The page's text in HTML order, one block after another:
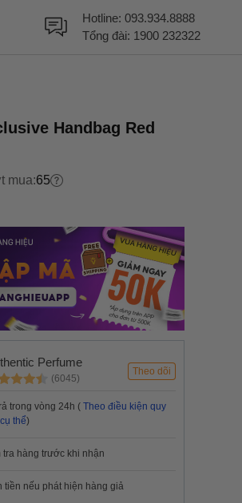
Hotline: 093.934.8888
Tổng đài: 1900 232322
Handbag Red
mua:65
Perfume
(6045)
Theo dõi
trong vòng 24h ( Theo điều kiện quy
thể)
tra hàng trước khi nhận
tiền nếu phát hiện hàng giả